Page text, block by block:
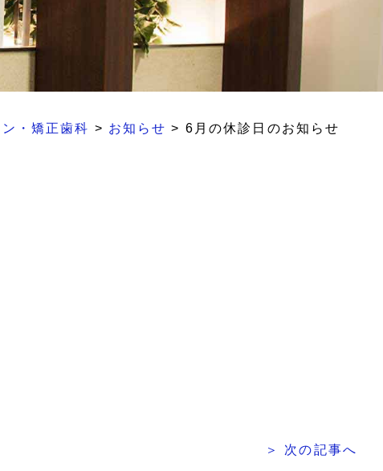
・矯正歯科 > お知らせ > 6月の休診日のお知らせ
＞ 次の記事へ